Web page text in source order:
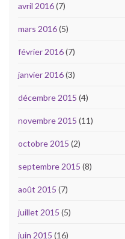
avril 2016(7)
mars 2016(5)
février 2016(7)
janvier 2016(3)
décembre 2015 (4)
novembre 2015 (11)
octobre 2015 (2)
septembre 2015 (8)
août 2015 (7)
juillet 2015 (5)
juin 2015 (16)